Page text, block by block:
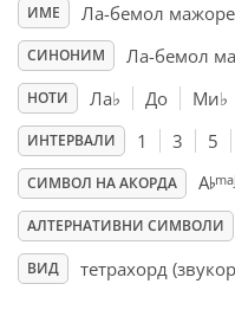
English
Español
ИМЕ Ла-бемол
СИНОНИМ Ла-бемол
НОТИ Ла♭ До Ми♭
ИНТЕРВАЛИ 1 3 5
СИМВОЛ НА АКОРДА A♭
АЛТЕРНАТИВНИ СИМВОЛИ
ВИД тетрахорд